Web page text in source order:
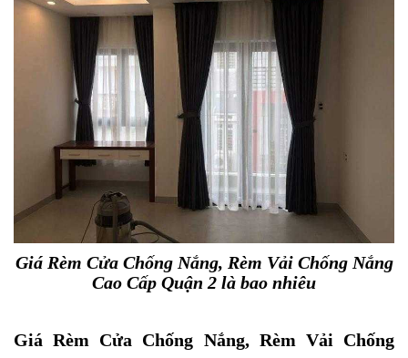
Giá Rèm Cửa Chống Nắng, Rèm Vải Chống Nắng
Cao Cấp Quận 2 là bao nhiêu
Giá Rèm Cửa Chống Nắng, Rèm Vải Chống